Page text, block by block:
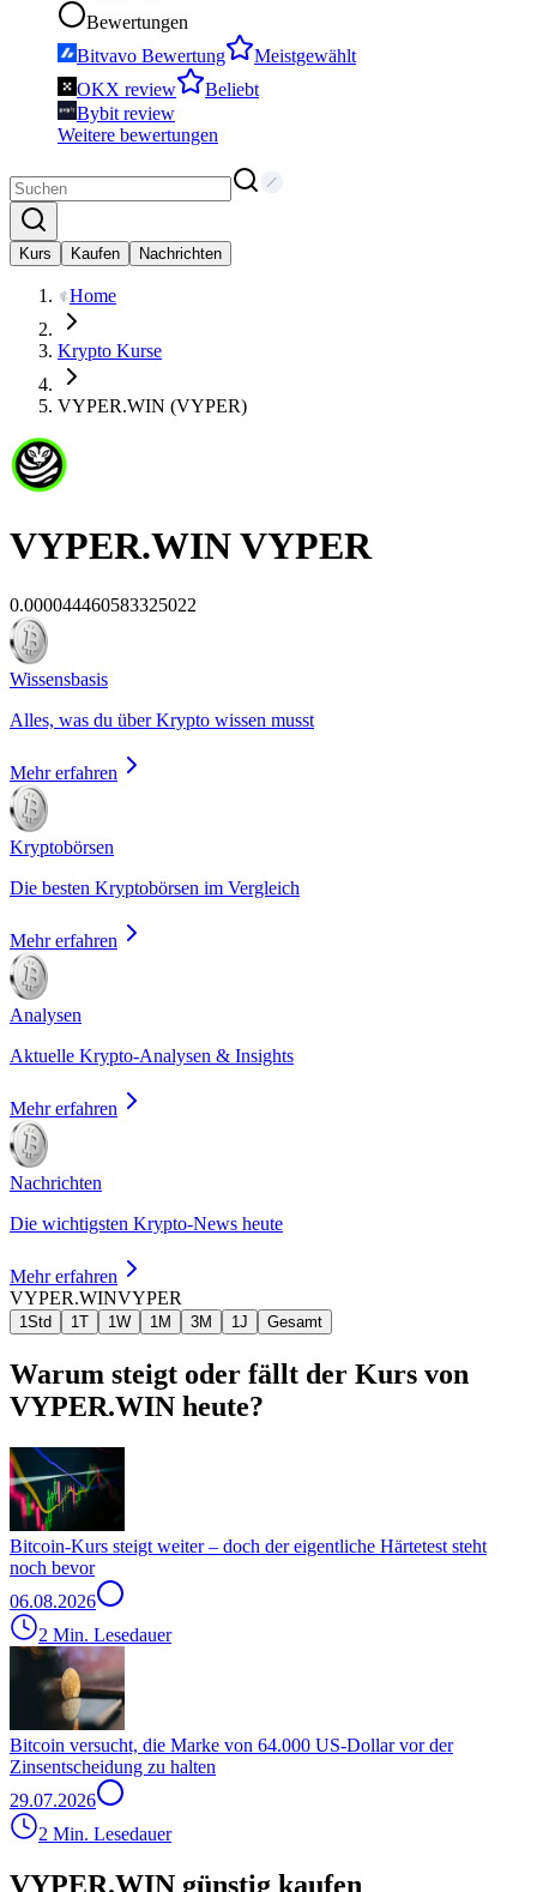
Bewertungen
Bitvavo Bewertung
Meistgewählt
OKX review
Beliebt
Bybit review
Weitere bewertungen
Kurs Kaufen Nachrichten
Home
Krypto Kurse
VYPER.WIN (VYPER)
VYPER.WINVYPER
0.000044460583325022
Wissensbasis
Alles, was du über Krypto wissen musst
Mehr erfahren
Kryptobörsen
Die besten Kryptobörsen im Vergleich
Mehr erfahren
Analysen
Aktuelle Krypto-Analysen & Insights
Mehr erfahren
Nachrichten
Die wichtigsten Krypto-News heute
Mehr erfahren
VYPER.WINVYPER
1Std 1T 1W 1M 3M 1J Gesamt
Warum steigt oder fällt der Kurs von
VYPER.WIN heute?
Bitcoin-Kurs steigt weiter – doch der eigentliche Härtetest steht
noch bevor
06.08.2026
2 Min. Lesedauer
Bitcoin versucht, die Marke von 64.000 US-Dollar vor der
Zinsentscheidung zu halten
29.07.2026
2 Min. Lesedauer
VYPER.WIN günstig kaufen